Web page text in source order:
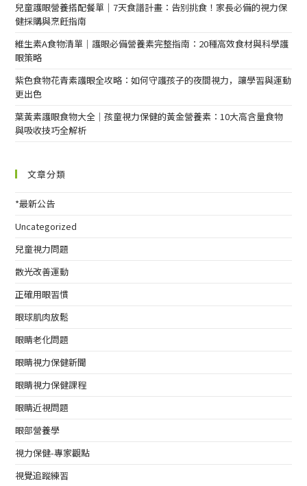
兒童護眼營養搭配餐單｜7天食譜計畫：告別挑食！家長必備的視力保
健採購與烹飪指南
維生素A食物清單｜護眼必備營養素完整指南：20種高效食材與科學護
眼策略
紫色食物花青素護眼全攻略：如何守護孩子的夜間視力，讓學習與運動
更出色
葉黃素護眼食物大全｜孩童視力保健的黃金營養素：10大高含量食物
與吸收技巧全解析
文章分類
*最新公告
Uncategorized
兒童視力問題
散光改善運動
正確用眼習慣
眼球肌肉放鬆
眼睛老化問題
眼睛視力保健新聞
眼睛視力保健課程
眼睛近視問題
眼部營養學
視力保健-專家觀點
視覺追蹤練習